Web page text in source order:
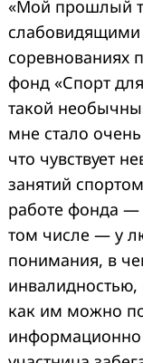
«Мой прошлый
слабовидящими
соревнованиях
фонд «Спорт
такой
мне стало
что чувствует
занятий
работе фонда —
том числе — у
понимания, в
как им можно